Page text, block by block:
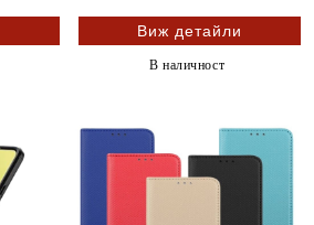
Виж детайли
В наличност